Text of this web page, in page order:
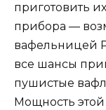
приготовить
прибора —
вафельницей
все шансы
пушистые
Мощность